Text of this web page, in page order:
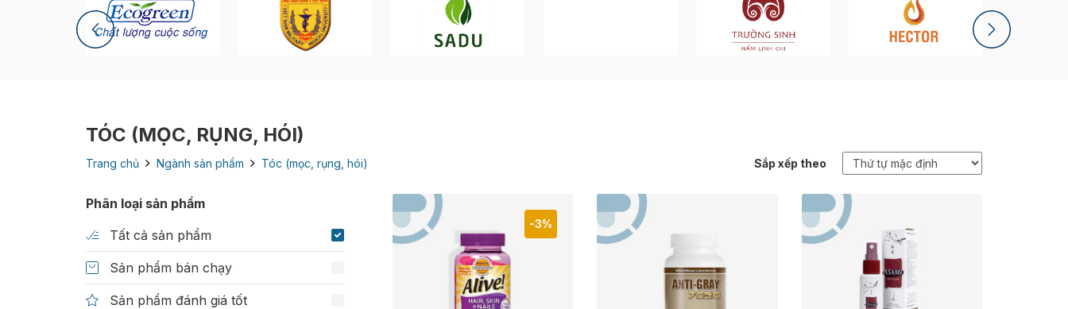
TÓC (MỌC, RỤNG, HÓI)
Trang chủ Ngành sản phẩm Tóc (mọc, rụng, hói) Sắp xếp theo
Phân loại sản phẩm
Tất cả sản phẩm
Sản phẩm bán chạy
Sản phẩm đánh giá tốt
-3%